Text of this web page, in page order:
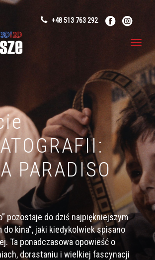
+48 513 763 292
PARADISO
pozostaje do dziś najpiękniejszym
do kina”, jaki kiedykolwiek spisano
Ta ponadczasowa opowieść o
dorastaniu i wielkiej fascynacji